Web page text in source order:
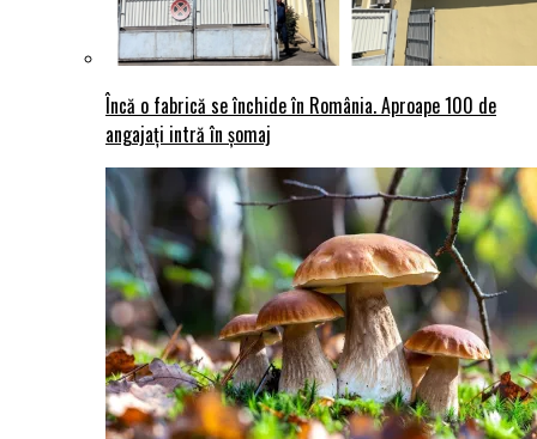
Încă o fabrică se închide în România. Aproape 100 de
angajați intră în șomaj